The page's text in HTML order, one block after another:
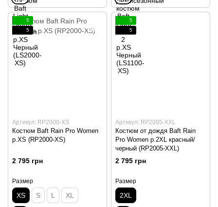
5
5
Артикул: RP2000-XS
Костюм Baft Rain Pro Women
p.XS (RP2000-XS)
2 795 грн
Размер
XS S L XL
5
5
Артикул: RP2005-XXL
Костюм от дождя Baft Rain
Pro Women p.2XL красный/
черный (RP2005-XXL)
2 795 грн
Размер
2XL